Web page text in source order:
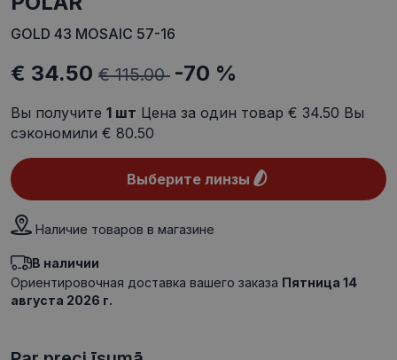
GOLD 43 MOSAIC 57-16
€ 34.50 € 115.00 -70 %
Вы получите 1 шт Цена за один товар € 34.50 Вы
сэкономили € 80.50
Выберите линзы
Наличие товаров в магазине
В наличии
Ориентировочная доставка вашего заказа Пятница 14
августа 2026 г.